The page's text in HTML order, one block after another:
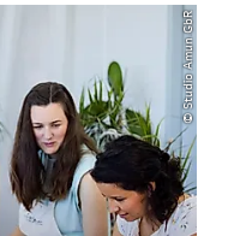
© Studio Amun GbR